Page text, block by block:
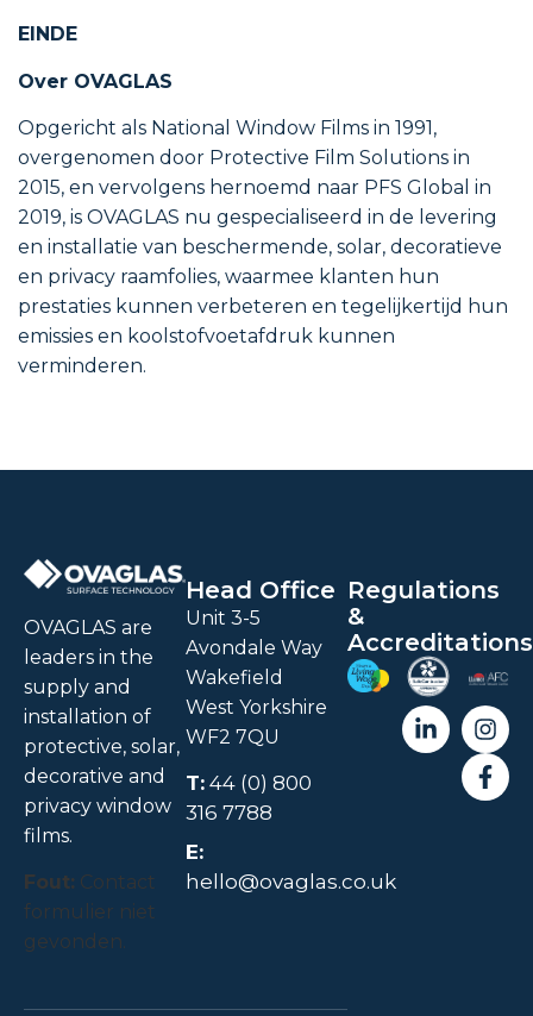
EINDE
Over OVAGLAS
Opgericht als National Window Films in 1991,
overgenomen door Protective Film Solutions in
2015, en vervolgens hernoemd naar PFS Global in
2019, is OVAGLAS nu gespecialiseerd in de levering
en installatie van beschermende, solar, decoratieve
en privacy raamfolies, waarmee klanten hun
prestaties kunnen verbeteren en tegelijkertijd hun
emissies en koolstofvoetafdruk kunnen
verminderen.
OVAGLAS are
leaders in the
supply and
installation of
protective, solar,
decorative and
privacy window
films.
Fout: Contact
formulier niet
gevonden.
Head Office
Unit 3-5
Avondale Way
Wakefield
West Yorkshire
WF2 7QU
T: 44 (0) 800
316 7788
E:
hello@ovaglas.co.uk
Regulations
&
Accreditations